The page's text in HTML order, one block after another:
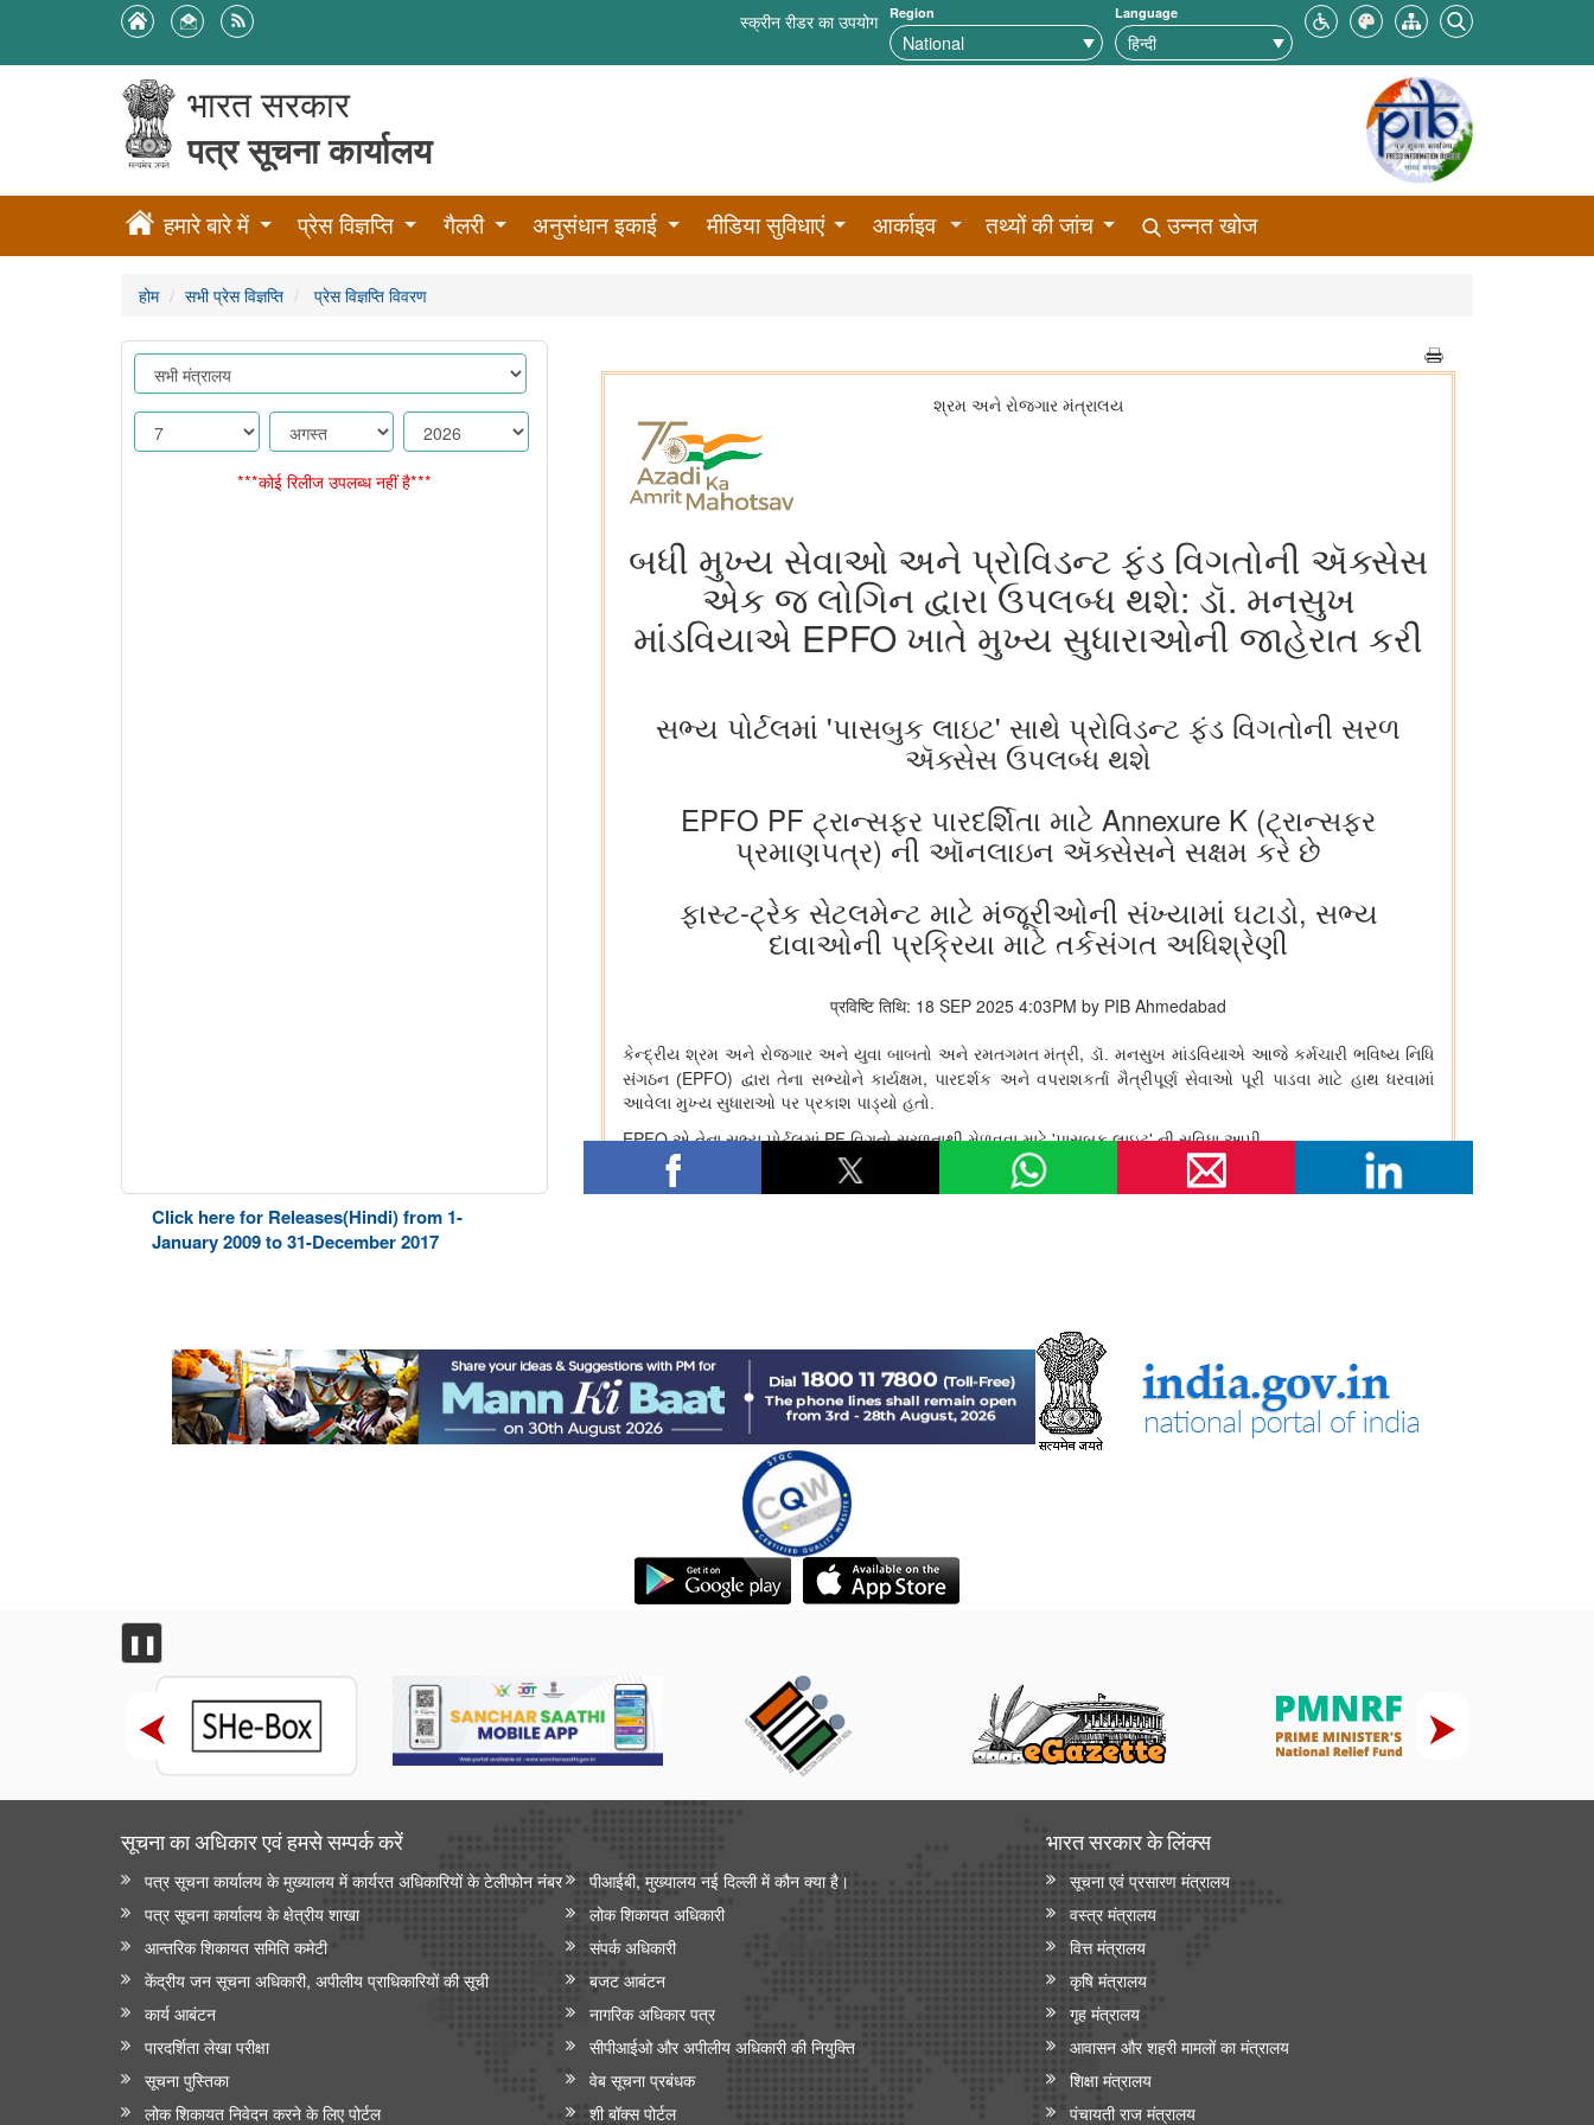
स्क्रीन रीडर का उपयोग Region Language
भारत सरकार
पत्र सूचना कार्यालय
हमारे बारे में प्रेस विज्ञप्ति गैलरी अनुसंधान इकाई मीडिया सुविधाएं आर्काइव तथ्यों की जांच उन्नत खोज
होम सभी प्रेस विज्ञप्ति प्रेस विज्ञप्ति विवरण
***कोई रिलीज उपलब्ध नहीं है***
Click here for Releases(Hindi) from 1-
January 2009 to 31-December 2017
❚❚
सूचना का अधिकार एवं हमसे सम्‍पर्क करें
पत्र सूचना कार्यालय के मुख्यालय में कार्यरत अधिकारियों के टेलीफोन नंबर
पीआईबी, मुख्यालय नई दिल्ली में कौन क्या है।
पत्र सूचना कार्यालय के क्षेत्रीय शाखा
लोक शिकायत अधिकारी
आन्‍तरिक शिकायत समिति कमेटी
संपर्क अधिकारी
केंद्रीय जन सूचना अधिकारी, अपीलीय प्राधिकारियों की सूची
बजट आबंटन
कार्य आबंटन
नागरिक अधिकार पत्र
पारदर्शिता लेखा परीक्षा
सीपीआईओ और अपी‍लीय अधिकारी की नियुक्ति
सूचना पुस्तिका
वेब सूचना प्रबंधक
लोक शिकायत निवेदन करने के लिए पोर्टल
शी बॉक्स पोर्टल
भारत सरकार के लिंक्‍स
सूचना एवं प्रसारण मंत्रालय
वस्त्र मंत्रालय
वित्त मंत्रालय
कृषि मंत्रालय
गृह मंत्रालय
आवासन और शहरी मामलों का मंत्रालय
शिक्षा मंत्रालय
पंचायती राज मंत्रालय